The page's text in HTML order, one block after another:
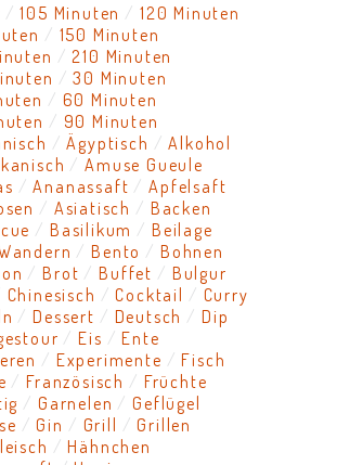
105 Minuten
120 Minuten
150 Minuten
210 Minuten
30 Minuten
60 Minuten
90 Minuten
Ägyptisch
Alkohol
Amuse Gueule
Ananassaft
Apfelsaft
Asiatisch
Backen
Basilikum
Beilage
Bento
Bohnen
Brot Buffet
Bulgur
Chinesisch Cocktail
Curry
Dessert Deutsch
Dip
Eis
Ente
Experimente
Fisch
Französisch
Früchte
Garnelen
Geflügel
Gin Grill
Grillen
Hähnchen